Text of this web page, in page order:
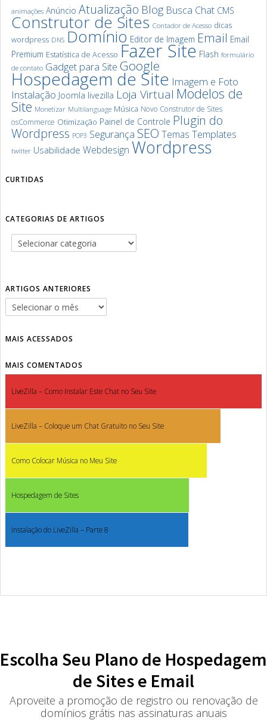
animações Anúncio Atualização Blog Busca Chat CMS
Construtor de Sites Contador de Acesso dicas
wordpress DNS Domínio Editor de Imagem Email Email
Premium Estatística de Acesso Fazer Site Flash formulário
de contato Gadget para Site Google
Hospedagem de Site Imagem e Foto
Instalação Joomla livezilla Loja Virtual Modelos de
Site Monetizar Multilanguage Música Novo Construtor de Sites
osCommerce Otimização Painel de Controle Plugin do
Wordpress POP3 Segurança SEO Temas Templates
twitter Usabilidade Webdesign Wordpress
CURTIDAS
CATEGORIAS DE ARTIGOS
ARTIGOS ANTERIORES
MAIS ACESSADOS
MAIS COMENTADOS
LiveZilla – Como Instalar Este Chat no Seu Site
LiveZilla – Coloque um Chat Gratuito no Seu Site
Como Colocar Música no Meu Site
Hospedagem de Sites
Instalação do LiveZilla – Parte 8
Escolha Seu Plano de Hospedagem
de Sites e Email
Aproveite a promoção de registro ou renovação de
domínios grátis nas assinaturas anuais